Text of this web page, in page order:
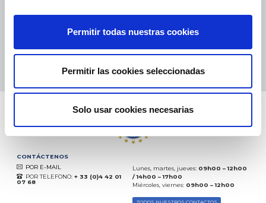
Permitir todas nuestras cookies
Permitir las cookies seleccionadas
Solo usar cookies necesarias
07.08.2026 MÁS
Basado en 37850 opiniones
CONTÁCTENOS
POR E-MAIL
POR TELEFONO: + 33 (0)4 42 01
07 68
Lunes, martes, jueves: 09h00 – 12h00
/ 14h00 – 17h00
Miércoles, viernes: 09h00 – 12h00